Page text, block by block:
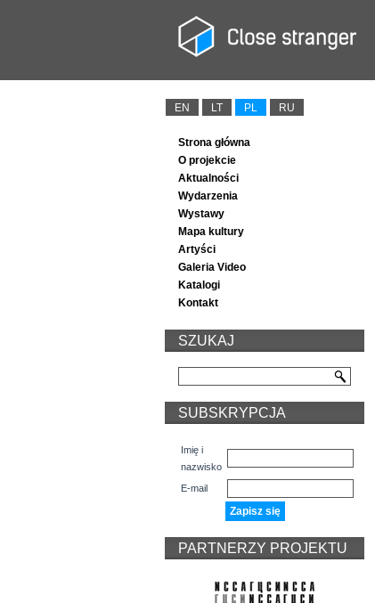
EN LT PL RU
Strona główna
O projekcie
Aktualności
Wydarzenia
Wystawy
Mapa kultury
Artyści
Galeria Video
Katalogi
Kontakt
SZUKAJ
SUBSKRYPCJA
Imię i
nazwisko
E-mail
PARTNERZY PROJEKTU